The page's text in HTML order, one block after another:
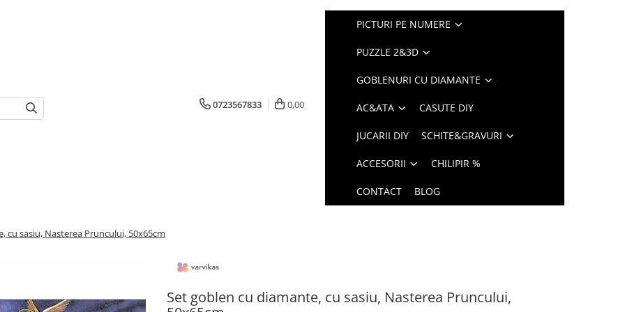
0723567833 0,00
PICTURI PE NUMERE
PUZZLE 2&3D
GOBLENURI CU DIAMANTE
AC&ATA CASUTE DIY
JUCARII DIY SCHITE&GRAVURI
ACCESORII CHILIPIR %
CONTACT BLOG
cu sasiu, Nasterea Pruncului, 50x65cm
Set goblen cu diamante, cu sasiu, Nasterea Pruncului,